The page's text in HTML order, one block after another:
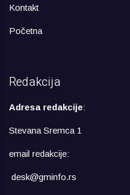
Kontakt
Početna
Redakcija
Adresa redakcije:
Stevana Sremca 1
email redakcije:
desk@gminfo.rs